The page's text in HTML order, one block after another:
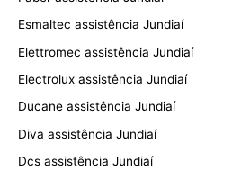
Esmaltec assistência Jundiaí
Elettromec assistência Jundiaí
Electrolux assistência Jundiaí
Ducane assistência Jundiaí
Diva assistência Jundiaí
Dcs assistência Jundiaí